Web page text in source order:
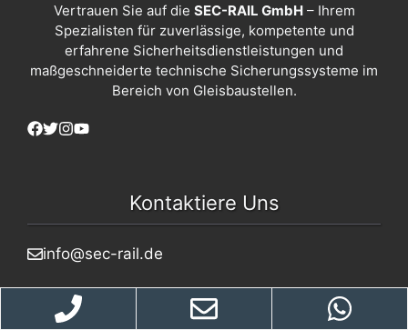
Vertrauen Sie auf die SEC-RAIL GmbH– Ihrem
Spezialisten für zuverlässige, kompetente und
erfahrene Sicherheitsdienstleistungen und
maßgeschneiderte technische Sicherungssysteme im
Bereich von Gleisbaustellen.
Kontaktiere Uns
info@sec-rail.de
02327/2992922